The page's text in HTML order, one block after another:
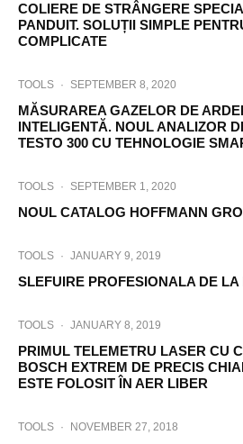
COLIERE DE STRÂNGERE
PANDUIT. SOLUȚII SIMPLE
COMPLICATE
TOOLS · SEPTEMBER 8, 2020
MĂSURAREA GAZELOR DE
INTELIGENTĂ. NOUL ANALIZOR
TESTO 300 CU TEHNOLOGIE
TOOLS · SEPTEMBER 1, 2020
NOUL CATALOG HOFFMANN
TOOLS · JANUARY 9, 2019
SLEFUIRE PROFESIONALA DE LA
TOOLS · JANUARY 8, 2019
PRIMUL TELEMETRU LASER CU
BOSCH EXTREM DE PRECIS
ESTE FOLOSIT ÎN AER LIBER
TOOLS · NOVEMBER 27, 2018